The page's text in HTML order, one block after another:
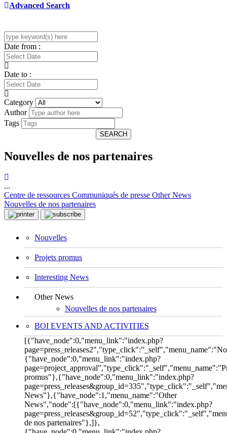
Advanced Search
Date from :
Date to :
Category
Author
Tags
SEARCH
Nouvelles de nos partenaires
...
Centre de ressources Communiqués de presse Other News
Nouvelles de nos partenaires
Nouvelles
Projets promus
Interesting News
Other News
Nouvelles de nos partenaires
BOI EVENTS AND ACTIVITIES
[{"have_node":0,"menu_link":"index.php?
{"have_node":0,"menu_link":"index.php?
promus"},{"have_node":0,"menu_link":"index.php?
News"},{"have_node":1,"menu_name":"Other
News","node":[{"have_node":0,"menu_link":"index.php?
de nos partenaires"},]},